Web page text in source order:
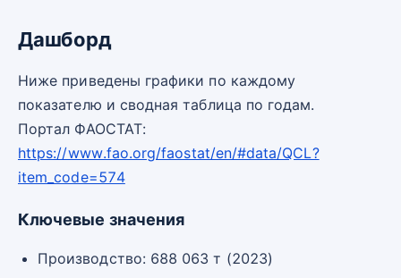
Дашборд
Ниже приведены графики по каждому
показателю и сводная таблица по годам.
Портал ФАОСТАТ:
https://www.fao.org/faostat/en/#data/QCL?
item_code=574
Ключевые значения
Производство: 688 063 т (2023)